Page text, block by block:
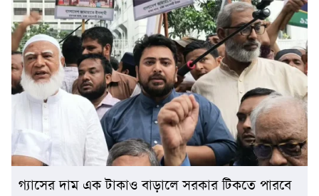
গ্যাসের দাম এক টাকাও বাড়ালে সরকার টিকতে পারবে